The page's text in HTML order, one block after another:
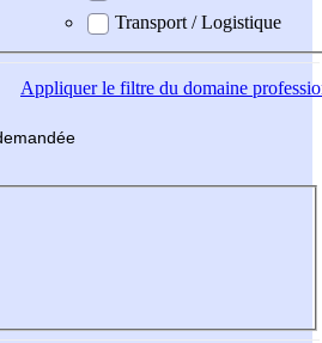
Transport / Logistique
Appliquerle filtre du domaine